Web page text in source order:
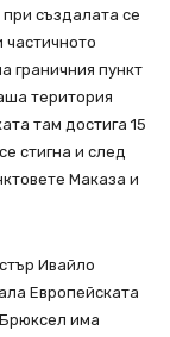
създалата се
частичното
граничния пункт
територия
там достига 15
стигна и след
Маказа и
Ивайло
Европейската
има